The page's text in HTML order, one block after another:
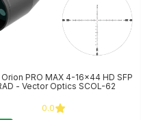
PRO MAX 4-16x44 HD SFP
- Vector Optics SCOL-62
0.0